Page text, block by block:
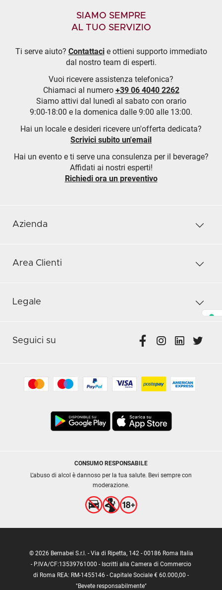
SIAMO SEMPRE
AL TUO SERVIZIO
Ti serve aiuto? Contattacie ottieni supporto immediato
dal nostro team di esperti.
Vuoi ricevere assistenza telefonica?
Chiamaci al numero +39 06 4040 2262
Siamo attivi dal lunedì al sabato con orario
9:00-18:00 e la domenica dalle 9:00 alle 13:00.
Hai un locale e desideri ricevere un'offerta dedicata?
Scrivici subito un'email
Hai un evento e ti serve una consulenza per il beverage?
Affidati ai nostri esperti!
Richiedi ora un preventivo
Azienda
Area Clienti
Legale
Seguici su
CONSUMO RESPONSABILE
L’abuso di alcol è dannoso per la tua salute. Bevi sempre con
moderazione.
© 2026 Bernabei S.r.l. - Via di Ripetta, 142 - 00186 Roma Italia
- P.IVA/CF:13539761000 - Iscritti alla Camera di Commercio
di Roma REA: RM-1455146 - Capitale Sociale € 60.000,00 -
"Bevete responsabilmente"